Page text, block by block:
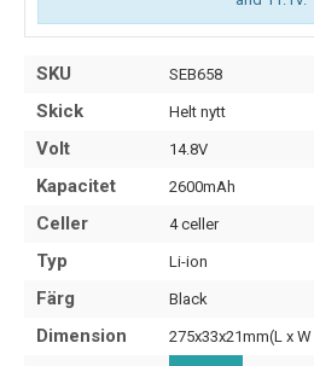
SKU SEB658
Skick Helt nytt
Volt 14.8V
Kapacitet 2600mAh
Celler 4 celler
Typ Li-ion
Färg Black
Dimension 275x33x21mm(L x W